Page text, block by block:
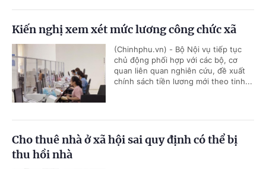
Kiến nghị xem xét mức lương công chức xã
(Chinhphu.vn) - Bộ Nội vụ tiếp tục
chủ động phối hợp với các bộ, cơ
quan liên quan nghiên cứu, đề xuất
chính sách tiền lương mới theo tinh...
Cho thuê nhà ở xã hội sai quy định có thể bị
thu hồi nhà